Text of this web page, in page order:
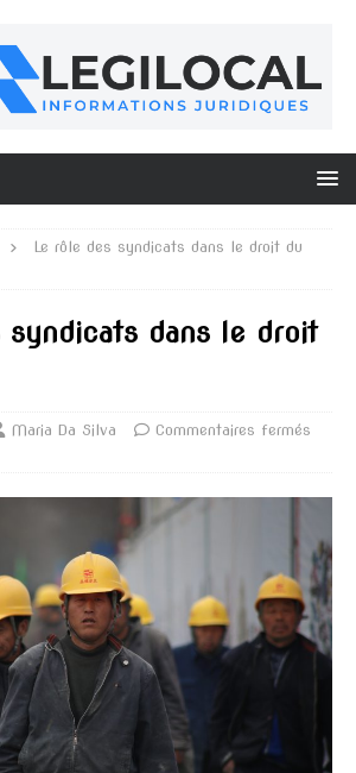
Le rôle des syndicats dans le droit du
syndicats dans le droit
Maria Da Silva Commentaires fermés